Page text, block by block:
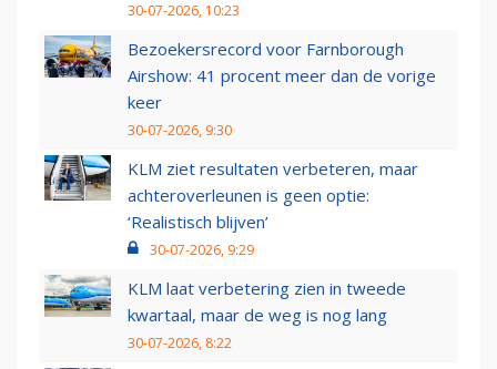
30-07-2026, 10:23
Bezoekersrecord voor Farnborough
Airshow: 41 procent meer dan de vorige
keer
30-07-2026, 9:30
KLM ziet resultaten verbeteren, maar
achteroverleunen is geen optie:
‘Realistisch blijven’
30-07-2026, 9:29
KLM laat verbetering zien in tweede
kwartaal, maar de weg is nog lang
30-07-2026, 8:22